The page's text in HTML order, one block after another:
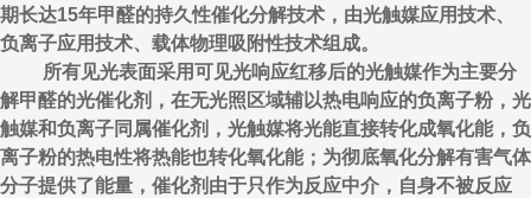
期长达15年甲醛的持久性催化分解技术，由光触媒应用技术、
负离子应用技术、载体物理吸附性技术组成。
所有见光表面采用可见光响应红移后的光触媒作为主要分
解甲醛的光催化剂，在无光照区域辅以热电响应的负离子粉，光
触媒和负离子同属催化剂，光触媒将光能直接转化成氧化能，负
离子粉的热电性将热能也转化氧化能；为彻底氧化分解有害气体
分子提供了能量，催化剂由于只作为反应中介，自身不被反应